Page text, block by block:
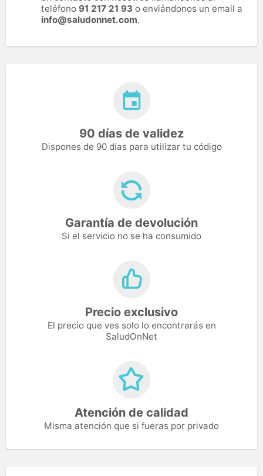
teléfono 91 217 21 93 o enviándonos un email a
info@saludonnet.com.
90 días de validez
Dispones de 90 días para utilizar tu código
Garantía de devolución
Si el servicio no se ha consumido
Precio exclusivo
El precio que ves solo lo encontrarás en
SaludOnNet
Atención de calidad
Misma atención que si fueras por privado